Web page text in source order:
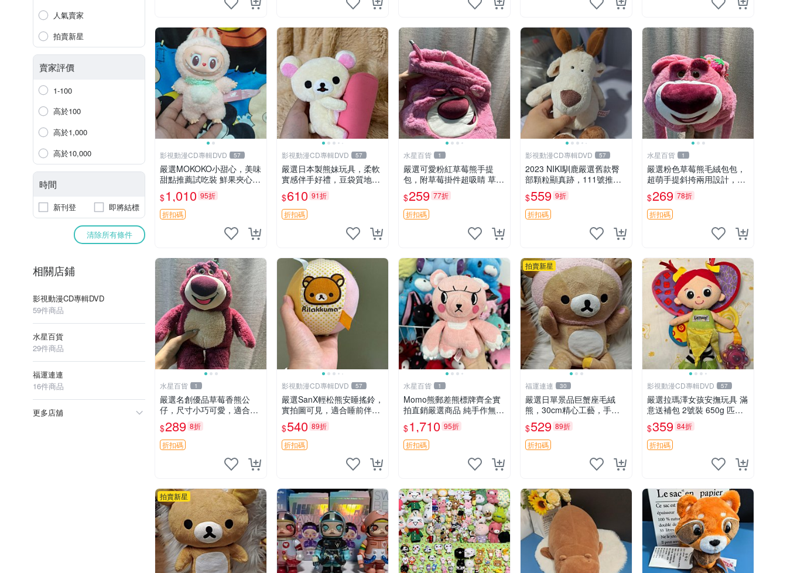
人氣賣家
拍賣新星
賣家評價
1-100
高於100
高於1,000
高於10,000
時間
新刊登 即將結標
清除所有條件
相關店鋪
影視動漫CD專輯DVD
59件商品
水星百貨
29件商品
福運連連
16件商品
更多店舖
影視動漫CD專輯DVD 57
嚴選MOKOKO小甜心，美味
甜點推薦試吃裝 鮮果夾心糖
果，甜蜜滋味享不停 薄荷草
莓 奶油心 60粒 mini小甜心
糖果，水果味夾心零食裝 心
形糖果 60
$1,010 95折
折扣碼
影視動漫CD專輯DVD 57
嚴選日本製熊妹玩具，柔軟
實感伴手好禮，豆袋質地手
感佳，抱枕小熊 recom 推薦
白色豆袋 玩具
$610 91折
折扣碼
水星百貨 1
嚴選可愛粉紅草莓熊手提
包，附草莓掛件超吸睛 草莓
熊手提包 草莓掛件 可愛port
unese
$259 77折
折扣碼
影視動漫CD專輯DVD 57
2023 NIKI馴鹿嚴選舊款臀
部顆粒顯真跡，111號推薦
珍藏品 馴鹿 舊款 尾巴顆粒
$559 9折
折扣碼
水星百貨 1
嚴選粉色草莓熊毛絨包包，
超萌手提斜挎兩用設計，成
色上佳容量大 粉紅草莓 毛
絨包 超大容量
$269 78折
折扣碼
水星百貨 1
嚴選名創優品草莓香熊公
仔，尺寸小巧可愛，適合收
藏賞玩 30cm 玩具 公仔 草
莓熊
$289 8折
折扣碼
影視動漫CD專輯DVD 57
嚴選SanX輕松熊安睡搖鈴，
實拍圖可見，適合睡前伴
侶， Picks安撫好物 0325
懸吊 電腦
$540 89折
折扣碼
水星百貨 1
Momo熊郵差熊標牌齊全實
拍直銷嚴選商品 純手作無修
圖可收藏 郵差熊 Momo熊
標牌 商品
$1,710 95折
折扣碼
拍賣新星
福運連連 30
嚴選日單景品巨蟹座毛絨
熊，30cm精心工藝，手感
軟糯推薦收藏送人 巨蟹座
毛絨玩具 精緻做工
$529 89折
折扣碼
影視動漫CD專輯DVD 57
嚴選拉瑪澤女孩安撫玩具 滿
意送補包 2號裝 650g 匹配
嬰幼童舒壓好伴侶 女孩專用
安心選擇 安撫玩偶 衝包 玩
具
$359 84折
折扣碼
拍賣新星